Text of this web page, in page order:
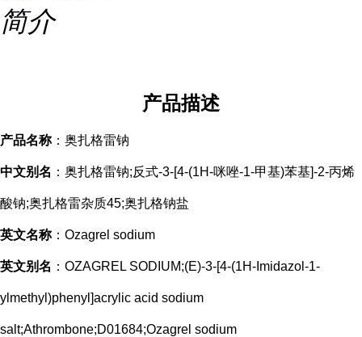
简介
产品描述
产品名称：奥扎格雷钠
中文别名 ：奥扎格雷钠;反式-3-[4-(1H-咪唑-1-甲基)苯基]-2-丙烯
酸钠;奥扎格雷杂质45;奥扎格钠盐
英文名称：Ozagrel sodium
英文别名 ：OZAGREL SODIUM;(E)-3-[4-(1H-Imidazol-1-
ylmethyl)phenyl]acrylic acid sodium
salt;Athrombone;D01684;Ozagrel sodium